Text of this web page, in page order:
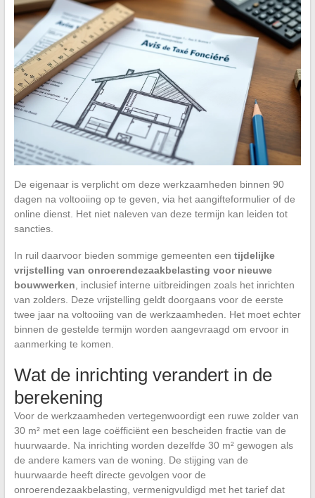
De eigenaar is verplicht om deze werkzaamheden binnen 90
dagen na voltooiing op te geven, via het aangifteformulier of de
online dienst. Het niet naleven van deze termijn kan leiden tot
sancties.
In ruil daarvoor bieden sommige gemeenten een tijdelijke
vrijstelling van onroerendezaakbelasting voor nieuwe
bouwwerken, inclusief interne uitbreidingen zoals het inrichten
van zolders. Deze vrijstelling geldt doorgaans voor de eerste
twee jaar na voltooiing van de werkzaamheden. Het moet echter
binnen de gestelde termijn worden aangevraagd om ervoor in
aanmerking te komen.
Wat de inrichting verandert in de
berekening
Voor de werkzaamheden vertegenwoordigt een ruwe zolder van
30 m² met een lage coëfficiënt een bescheiden fractie van de
huurwaarde. Na inrichting worden dezelfde 30 m² gewogen als
de andere kamers van de woning. De stijging van de
huurwaarde heeft directe gevolgen voor de
onroerendezaakbelasting, vermenigvuldigd met het tarief dat